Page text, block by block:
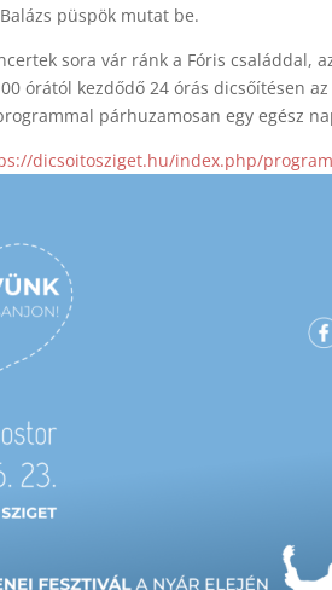
püspök mutat be.
sora vár ránk a Fóris családdal,
órától kezdődő 24 órás dicsőítésen
párhuzamosan egy egész
dicsoitosziget.hu/index.php/